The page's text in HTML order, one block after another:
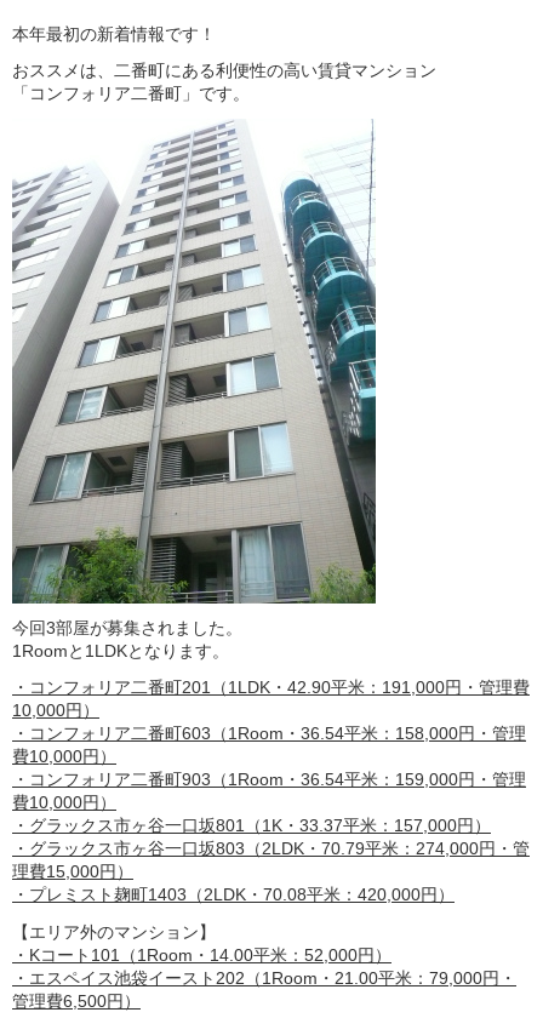
本年最初の新着情報です！
おススメは、二番町にある利便性の高い賃貸マンション
「コンフォリア二番町」です。
今回3部屋が募集されました。
1Roomと1LDKとなります。
・コンフォリア二番町201（1LDK・42.90平米：191,000円・管理費
10,000円）
・コンフォリア二番町603（1Room・36.54平米：158,000円・管理
費10,000円）
・コンフォリア二番町903（1Room・36.54平米：159,000円・管理
費10,000円）
・グラックス市ヶ谷一口坂801（1K・33.37平米：157,000円）
・グラックス市ヶ谷一口坂803（2LDK・70.79平米：274,000円・管
理費15,000円）
・プレミスト麹町1403（2LDK・70.08平米：420,000円）
【エリア外のマンション】
・Kコート101（1Room・14.00平米：52,000円）
・エスペイス池袋イースト202（1Room・21.00平米：79,000円・
管理費6,500円）